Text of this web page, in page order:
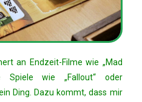
an Endzeit-Filme wie „Mad
Spiele wie „Fallout“ oder
Ding. Dazu kommt, dass mir